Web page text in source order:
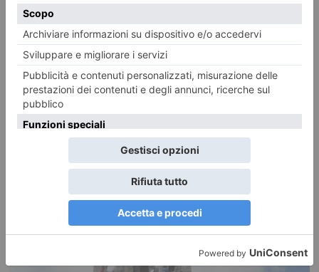
I sindaci dei Comuni olimpici chiedono garanzie per il servizio
pediatrico
Pubblichiamo la lettera congiunta firmata dal Presidente dell’Unione
Comuni Olimpici Via Lattea Mauro Meneguzzi e dai